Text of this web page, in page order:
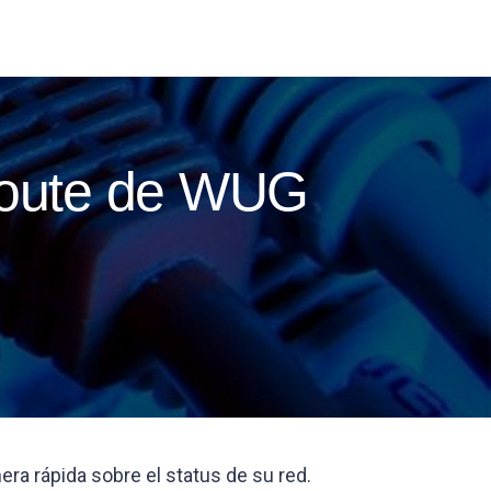
de WUG
rápida sobre el status de su red.